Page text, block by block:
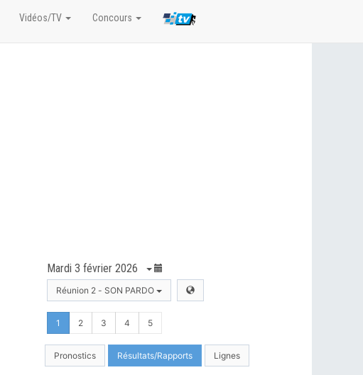
Mardi 3 février 2026
Réunion 2 - SON PARDO
1 2 3 4 5
Pronostics Résultats/Rapports Lignes
Vidéos/TV Concours